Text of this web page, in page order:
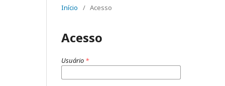
Início / Acesso
Acesso
Usuário *